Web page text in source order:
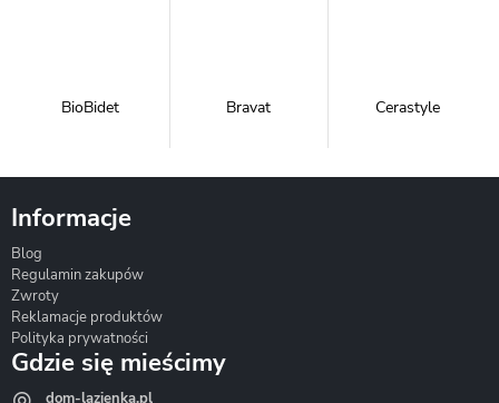
BioBidet Bravat Cerastyle
Informacje
Blog
Regulamin zakupów
Zwroty
Reklamacje produktów
Polityka prywatności
Gdzie się mieścimy
dom-lazienka.pl